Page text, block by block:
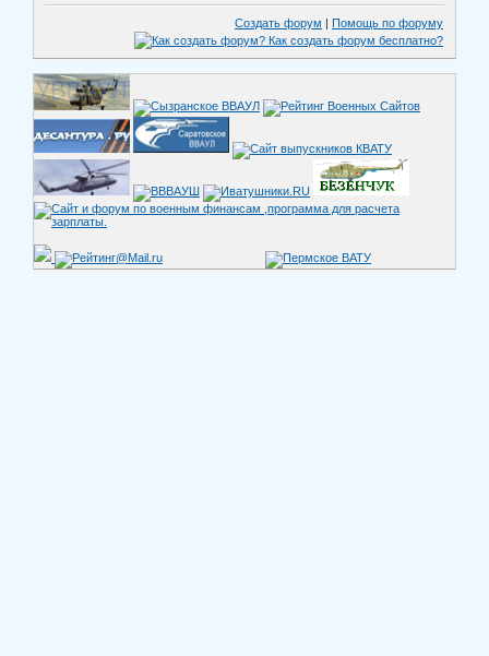
Создать форум | Помощь по форуму